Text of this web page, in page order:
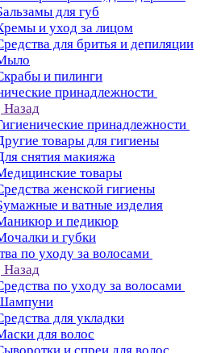
для губ
и уход за лицом
для бритья и депиляции
и пилинги
принадлежности
Назад
принадлежности
товары для гигиены
снятия макияжа
товары
женской гигиены
и ватные изделия
и педикюр
и губки
по уходу за волосами
Назад
по уходу за волосами
для укладки
для волос